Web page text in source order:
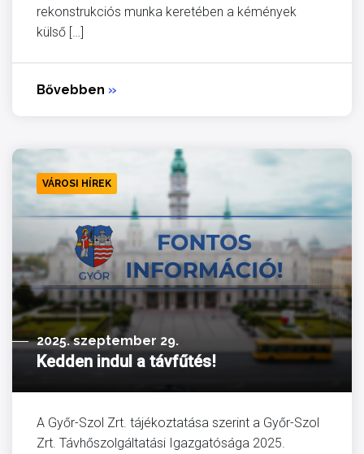
rekonstrukciós munka keretében a kémények
külső […]
Bővebben »
VÁROSI HÍREK
2025. szeptember 29.
Kedden indul a távfűtés!
A Győr-Szol Zrt. tájékoztatása szerint a Győr-Szol
Zrt. Távhőszolgáltatási Igazgatósága 2025.